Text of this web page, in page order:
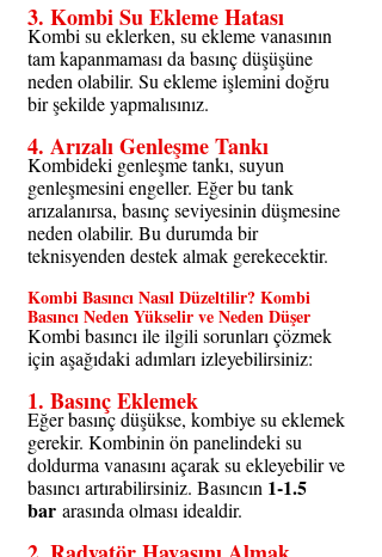
3. Kombi Su Ekleme Hatası
Kombi su eklerken, su ekleme vanasının
tam kapanmaması da basınç düşüşüne
neden olabilir. Su ekleme işlemini doğru
bir şekilde yapmalısınız.
4. Arızalı Genleşme Tankı
Kombideki genleşme tankı, suyun
genleşmesini engeller. Eğer bu tank
arızalanırsa, basınç seviyesinin düşmesine
neden olabilir. Bu durumda bir
teknisyenden destek almak gerekecektir.
Kombi Basıncı Nasıl Düzeltilir? Kombi
Basıncı Neden Yükselir ve Neden Düşer
Kombi basıncı ile ilgili sorunları çözmek
için aşağıdaki adımları izleyebilirsiniz:
1. Basınç Eklemek
Eğer basınç düşükse, kombiye su eklemek
gerekir. Kombinin ön panelindeki su
doldurma vanasını açarak su ekleyebilir ve
basıncı artırabilirsiniz. Basıncın 1-1.5
bar arasında olması idealdir.